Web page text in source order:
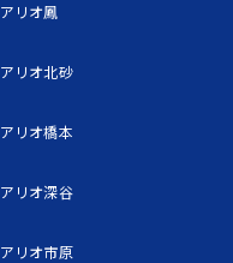
アリオ鳳
アリオ北砂
アリオ橋本
アリオ深谷
アリオ市原